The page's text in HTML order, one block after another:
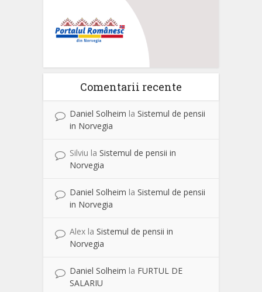
Comentarii recente
Daniel Solheim la Sistemul de pensii
in Norvegia
Silviu la Sistemul de pensii in
Norvegia
Daniel Solheim la Sistemul de pensii
in Norvegia
Alex la Sistemul de pensii in
Norvegia
Daniel Solheim la FURTUL DE
SALARIU